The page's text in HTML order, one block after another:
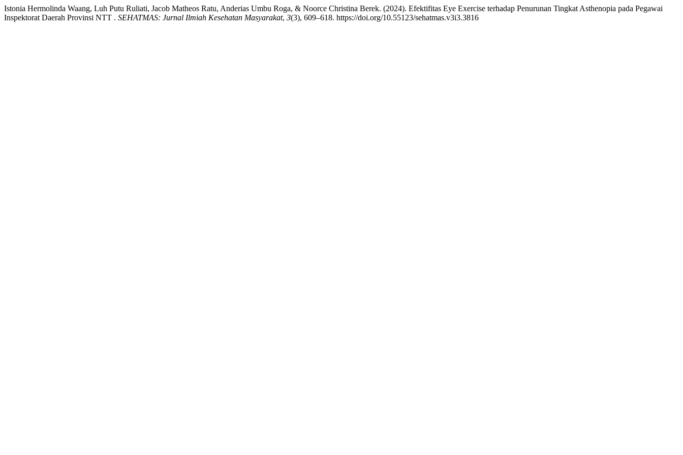
Istonia Hermolinda Waang, Luh Putu Ruliati, Jacob Matheos Ratu, Anderias Umbu Roga, & Noorce Christina Berek. (2024). Efektifitas Eye Exercise terhadap Penurunan Tingkat Asthenopia pada Pegawai
Inspektorat Daerah Provinsi NTT . SEHATMAS: Jurnal Ilmiah Kesehatan Masyarakat, 3(3), 609–618. https://doi.org/10.55123/sehatmas.v3i3.3816